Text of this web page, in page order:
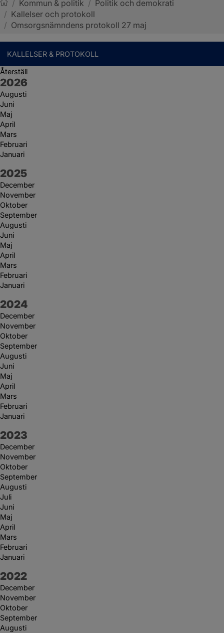
Sotenäs kommun
/ Kommun & politik / Politik och demokrati
/ Kallelser och protokoll
/ Omsorgsnämndens protokoll 27 maj
KALLELSER & PROTOKOLL
Återställ
År:
2026
Augusti
Juni
Maj
April
Mars
Februari
Januari
År:
2025
December
November
Oktober
September
Augusti
Juni
Maj
April
Mars
Februari
Januari
År:
2024
December
November
Oktober
September
Augusti
Juni
Maj
April
Mars
Februari
Januari
År:
2023
December
November
Oktober
September
Augusti
Juli
Juni
Maj
April
Mars
Februari
Januari
År:
2022
December
November
Oktober
September
Augusti